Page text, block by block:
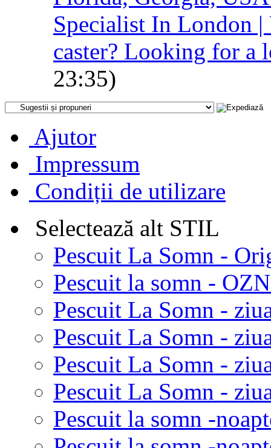
Specialist In London |
caster? Looking for a
23:35)
Ajutor
Impressum
Condiții de utilizare
Selectează alt STIL
Pescuit La Somn -
Pescuit la somn -
Pescuit La Somn -
Pescuit La Somn -
Pescuit La Somn -
Pescuit La Somn -
Pescuit la somn -